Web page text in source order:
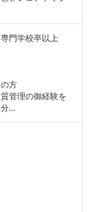
門学校卒以上
方
管理の御経験を
...